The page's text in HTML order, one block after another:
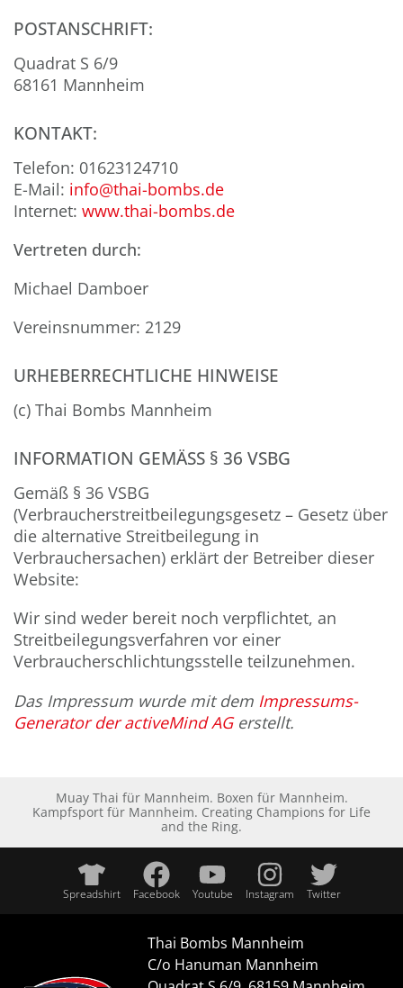
POSTANSCHRIFT:
Quadrat S 6/9
68161 Mannheim
KONTAKT:
Telefon: 01623124710
E-Mail: info@thai-bombs.de
Internet: www.thai-bombs.de
Vertreten durch:
Michael Damboer
Vereinsnummer: 2129
URHEBERRECHTLICHE HINWEISE
(c) Thai Bombs Mannheim
INFORMATION GEMÄSS § 36 VSBG
Gemäß § 36 VSBG
(Verbraucherstreitbeilegungsgesetz – Gesetz über
die alternative Streitbeilegung in
Verbrauchersachen) erklärt der Betreiber dieser
Website:
Wir sind weder bereit noch verpflichtet, an
Streitbeilegungsverfahren vor einer
Verbraucherschlichtungsstelle teilzunehmen.
Das Impressum wurde mit dem Impressums-
Generator der activeMind AGerstellt.
Muay Thai für Mannheim. Boxen für Mannheim.
Kampfsport für Mannheim. Creating Champions for Life
and the Ring.
Spreadshirt Facebook Youtube Instagram Twitter
Thai Bombs Mannheim
C/o Hanuman Mannheim